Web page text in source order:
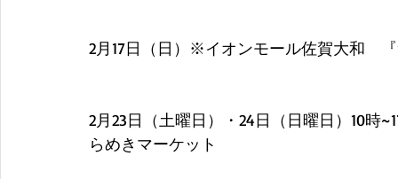
2月17日（日）※イオンモール佐賀大和　
2月23日（土曜日）・24日（日曜日）10時
らめきマーケット